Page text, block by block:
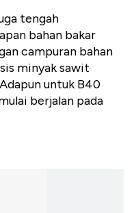
tengah
bahan bakar
campuran bahan
minyak sawit
untuk B40
berjalan pada